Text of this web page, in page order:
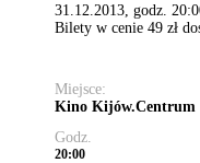
31.12.2013, godz.
Bilety w cenie 49 zł
Miejsce:
Kino Kijów.Centrum
Godz.
20:00